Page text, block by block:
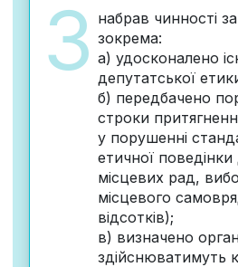
3 набрав чинності
зокрема:
а) удосконалено
депутатської
б) передбачено
строки
у порушенні
етичної поведінки
місцевих рад,
місцевого
відсотків);
в) визначено
здійснюватимуть